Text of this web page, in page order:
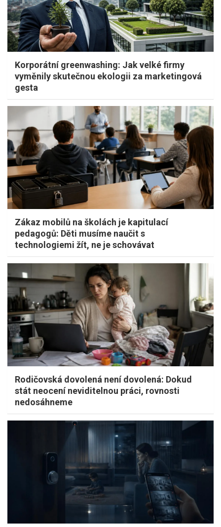
Korporátní greenwashing: Jak velké firmy
vyměnily skutečnou ekologii za marketingová
gesta
Zákaz mobilů na školách je kapitulací
pedagogů: Děti musíme naučit s
technologiemi žít, ne je schovávat
Rodičovská dovolená není dovolená: Dokud
stát neocení neviditelnou práci, rovnosti
nedosáhneme